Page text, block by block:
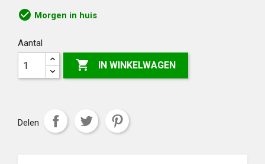
check_circle Morgen in huis
Aantal
 IN WINKELWAGEN
Delen